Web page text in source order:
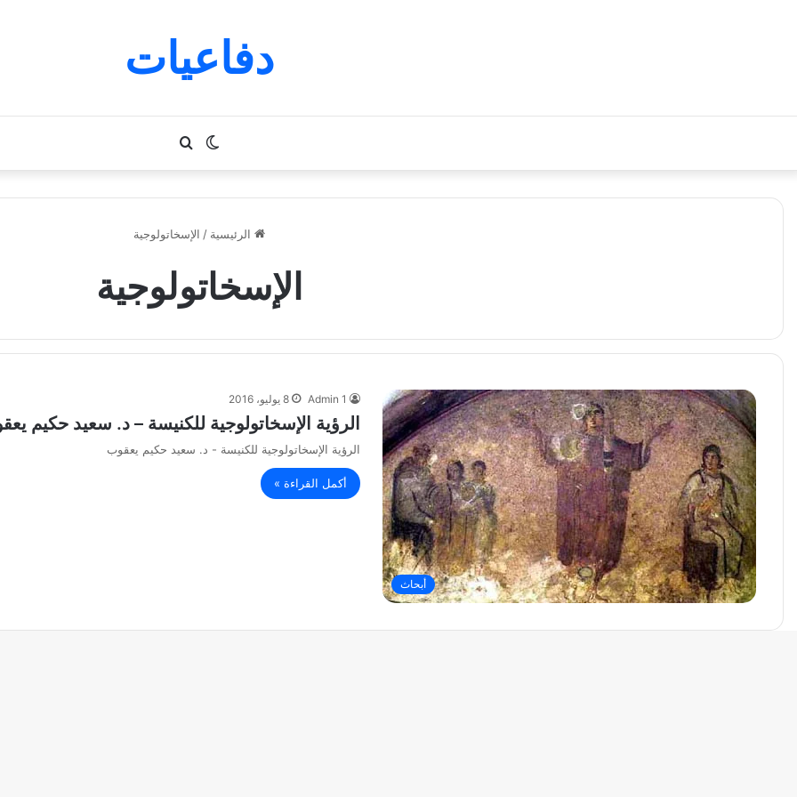
دفاعيات
بحث
عن
الوضع
المظلم
الرئيسية / الإسخاتولوجية
الإسخاتولوجية
أبحاث
Admin 1 8 يوليو، 2016
الرؤية الإسخاتولوجية للكنيسة – د. سعيد حكيم
الرؤية الإسخاتولوجية للكنيسة - د. سعيد حكيم يعقوب
أكمل القراءة »